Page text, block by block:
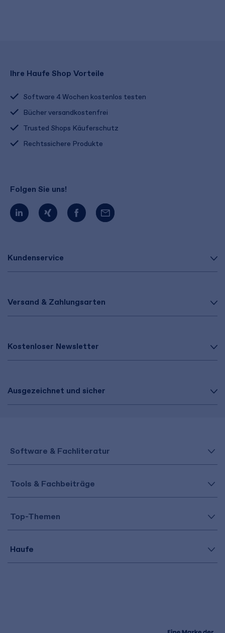
Kundenservice
Versand & Zahlungsarten
Kostenloser Newsletter
Ausgezeichnet und sicher
Ihre Haufe Shop Vorteile
Software 4 Wochen kostenlos testen
Bücher versandkostenfrei
Trusted Shops Käuferschutz
Rechtssichere Produkte
Folgen Sie uns!
Software & Fachliteratur
Tools & Fachbeiträge
Top-Themen
Haufe